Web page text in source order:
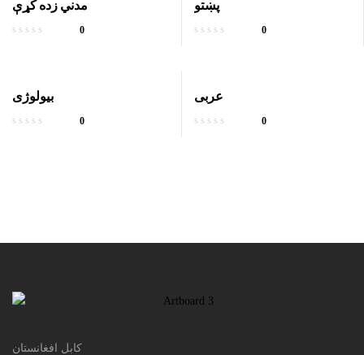
مدني زده کړې
0
پښتو
0
بیولوژی
0
عربی
0
کابل افغانستان